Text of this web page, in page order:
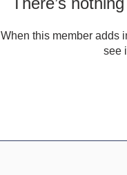
When this member adds
see